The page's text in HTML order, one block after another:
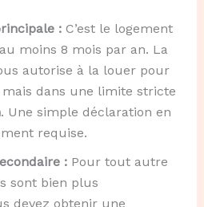
:C’est le logement
moins 8 mois par an. La
autorise à la louer pour
dans une limite stricte
. Une simple déclaration en
requise.
:Pour tout autre
sont bien plus
devez obtenir une